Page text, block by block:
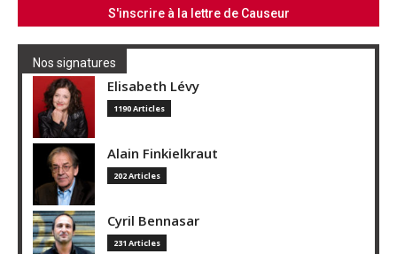
Nos signatures
Elisabeth Lévy
1190 Articles
Alain Finkielkraut
202 Articles
Cyril Bennasar
231 Articles